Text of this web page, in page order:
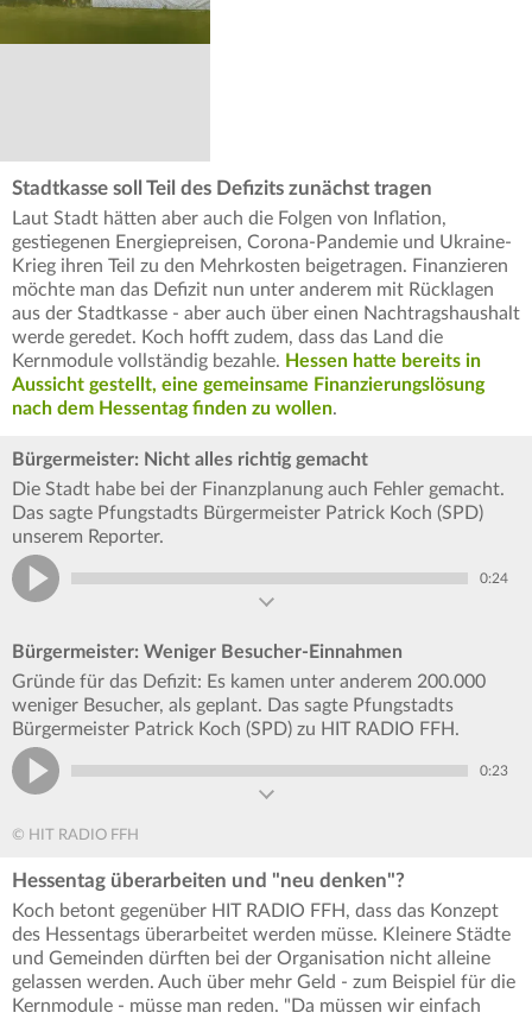
Stadtkasse soll Teil des Defizits zunächst tragen
Laut Stadt hätten aber auch die Folgen von Inflation,
gestiegenen Energiepreisen, Corona-Pandemie und Ukraine-
Krieg ihren Teil zu den Mehrkosten beigetragen. Finanzieren
möchte man das Defizit nun unter anderem mit Rücklagen
aus der Stadtkasse - aber auch über einen Nachtragshaushalt
werde geredet. Koch hofft zudem, dass das Land die
Kernmodule vollständig bezahle. Hessen hatte bereits in
Aussicht gestellt, eine gemeinsame Finanzierungslösung
nach dem Hessentag finden zu wollen.
Bürgermeister: Nicht alles richtig gemacht
Die Stadt habe bei der Finanzplanung auch Fehler gemacht.
Das sagte Pfungstadts Bürgermeister Patrick Koch (SPD)
unserem Reporter.
0:24
Bürgermeister: Weniger Besucher-Einnahmen
Gründe für das Defizit: Es kamen unter anderem 200.000
weniger Besucher, als geplant. Das sagte Pfungstadts
Bürgermeister Patrick Koch (SPD) zu HIT RADIO FFH.
0:23
© HIT RADIO FFH
Hessentag überarbeiten und "neu denken"?
Koch betont gegenüber HIT RADIO FFH, dass das Konzept
des Hessentags überarbeitet werden müsse. Kleinere Städte
und Gemeinden dürften bei der Organisation nicht alleine
gelassen werden. Auch über mehr Geld - zum Beispiel für die
Kernmodule - müsse man reden. "Da müssen wir einfach